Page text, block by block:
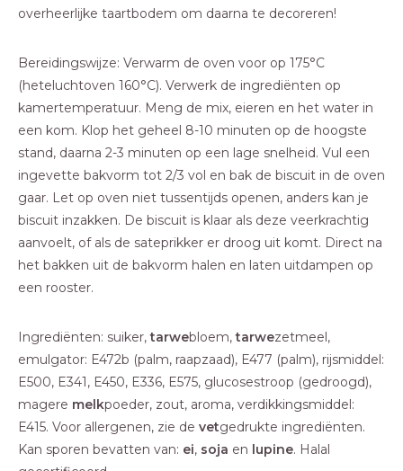
overheerlijke taartbodem om daarna te decoreren!
Bereidingswijze: Verwarm de oven voor op 175°C
(heteluchtoven 160°C). Verwerk de ingrediënten op
kamertemperatuur. Meng de mix, eieren en het water in
een kom. Klop het geheel 8-10 minuten op de hoogste
stand, daarna 2-3 minuten op een lage snelheid. Vul een
ingevette bakvorm tot 2/3 vol en bak de biscuit in de oven
gaar. Let op oven niet tussentijds openen, anders kan je
biscuit inzakken. De biscuit is klaar als deze veerkrachtig
aanvoelt, of als de sateprikker er droog uit komt. Direct na
het bakken uit de bakvorm halen en laten uitdampen op
een rooster.
Ingrediënten: suiker,tarwebloem,tarwezetmeel,
emulgator: E472b (palm, raapzaad), E477 (palm), rijsmiddel:
E500, E341, E450, E336, E575, glucosestroop (gedroogd),
magere melkpoeder, zout, aroma, verdikkingsmiddel:
E415. Voor allergenen, zie de vetgedrukte ingrediënten.
Kan sporen bevatten van: ei, soja en lupine. Halal